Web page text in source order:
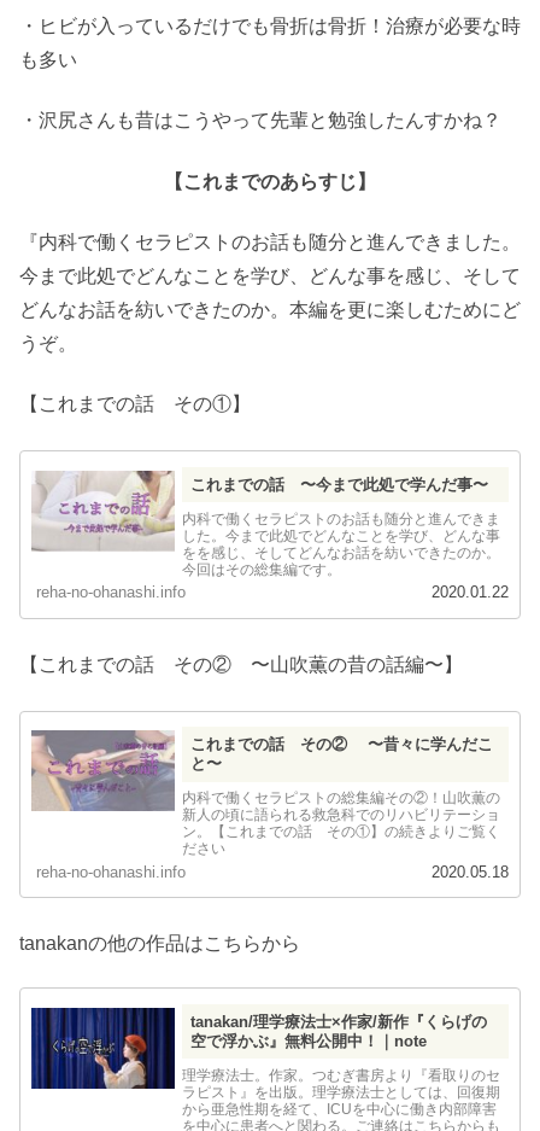
・ヒビが入っているだけでも骨折は骨折！治療が必要な時
も多い
・沢尻さんも昔はこうやって先輩と勉強したんすかね？
【これまでのあらすじ】
『内科で働くセラピストのお話も随分と進んできました。
今まで此処でどんなことを学び、どんな事を感じ、そして
どんなお話を紡いできたのか。本編を更に楽しむためにど
うぞ。
【これまでの話 その①】
これまでの話 〜今まで此処で学んだ事〜
内科で働くセラピストのお話も随分と進んできま
した。今まで此処でどんなことを学び、どんな事
をを感じ、そしてどんなお話を紡いできたのか。
今回はその総集編です。
reha-no-ohanashi.info 2020.01.22
【これまでの話 その② 〜山吹薫の昔の話編〜】
これまでの話 その② 〜昔々に学んだこ
と〜
内科で働くセラピストの総集編その②！山吹薫の
新人の頃に語られる救急科でのリハビリテーショ
ン。【これまでの話 その①】の続きよりご覧く
ださい
reha-no-ohanashi.info 2020.05.18
tanakanの他の作品はこちらから
tanakan/理学療法士×作家/新作『くらげの
空で浮かぶ』無料公開中！｜note
理学療法士。作家。つむぎ書房より『看取りのセ
ラピスト』を出版。理学療法士としては、回復期
から亜急性期を経て、ICUを中心に働き内部障害
を中心に患者へと関わる。ご連絡はこちらからも